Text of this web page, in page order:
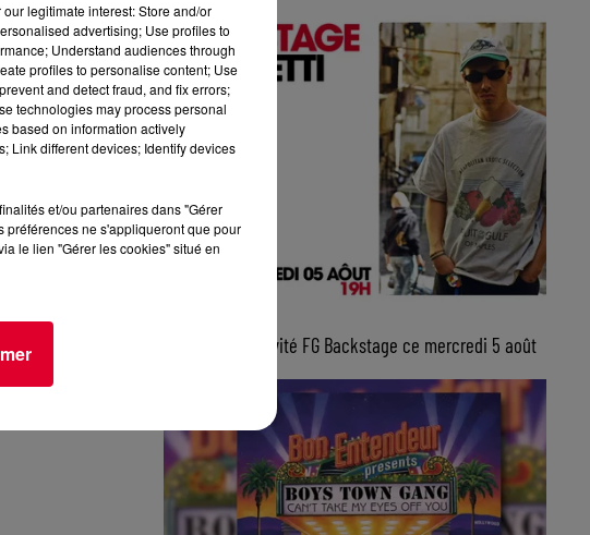
Lucas Sketti, invité FG Backstage ce mercredi 5 août
legitimate interest: Store and/or
advertising; Use profiles to
Understand audiences through
profiles to personalise content; Use
and detect fraud, and fix errors;
technologies may process personal
based on information actively
Link different devices; Identify devices
et/ou partenaires dans "Gérer
préférences ne s'appliqueront que pour
le lien "Gérer les cookies" situé en